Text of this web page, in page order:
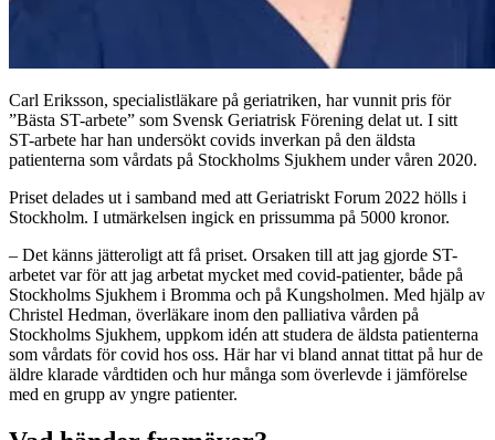
Carl Eriksson, specialistläkare på geriatriken, har vunnit pris för
”Bästa ST-arbete” som Svensk Geriatrisk Förening delat ut. I sitt
ST-arbete har han undersökt covids inverkan på den äldsta
patienterna som vårdats på Stockholms Sjukhem under våren 2020.
Priset delades ut i samband med att Geriatriskt Forum 2022 hölls i
Stockholm. I utmärkelsen ingick en prissumma på 5000 kronor.
– Det känns jätteroligt att få priset. Orsaken till att jag gjorde ST-
arbetet var för att jag arbetat mycket med covid-patienter, både på
Stockholms Sjukhem i Bromma och på Kungsholmen. Med hjälp av
Christel Hedman, överläkare inom den palliativa vården på
Stockholms Sjukhem, uppkom idén att studera de äldsta patienterna
som vårdats för covid hos oss. Här har vi bland annat tittat på hur de
äldre klarade vårdtiden och hur många som överlevde i jämförelse
med en grupp av yngre patienter.